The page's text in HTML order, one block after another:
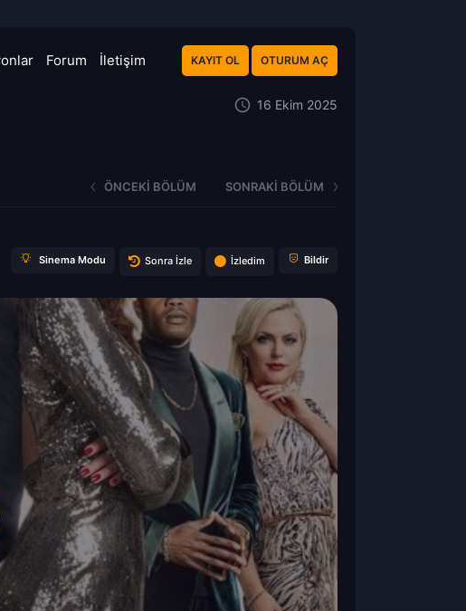
Forum İletişim KAYIT OL OTURUM AÇ
16 Ekim 2025
ÖNCEKI BÖLÜM SONRAKI BÖLÜM
Sinema Modu Sonra İzle İzledim Bildir